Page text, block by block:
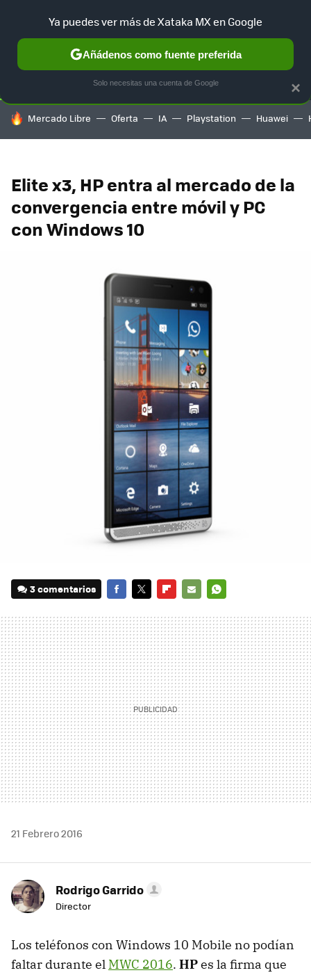
SELECCIÓN GAMING HOME AUTO TERRITORIO
HOY SE HABLA DE
Mercado Libre Oferta IA Playstation Huawei
Elite x3, HP entra al mercado de la
convergencia entre móvil y PC
con Windows 10
3 comentarios
MAIL
21 Febrero 2016
Rodrigo Garrido
Director
Los teléfonos con Windows 10 Mobile no podían
faltar durante el MWC 2016. HPes la firma que
×
Ya puedes ver más de Xataka MX en Google
Añádenos como fuente preferida
Solo necesitas una cuenta de Google